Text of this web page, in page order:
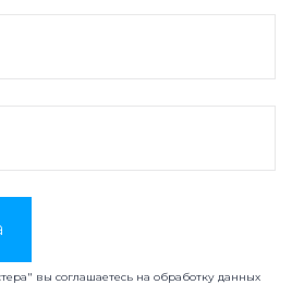
вы соглашаетесь на обработку данных